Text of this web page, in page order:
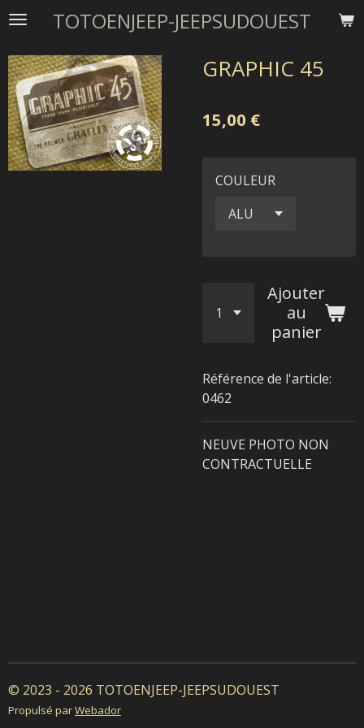
Passer
contenu
principal
TOTOENJEEP-JEEPSUDOUEST
GRAPHIC 45
15,00 €
COULEUR
Ajouter
au
panier
Référence de l'article:
0462
NEUVE PHOTO NON
CONTRACTUELLE
© 2023 - 2026 TOTOENJEEP-JEEPSUDOUEST
Propulsé parWebador